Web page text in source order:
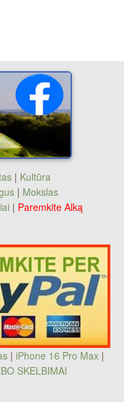
| Kultūra
| Mokslas
| Paremkite Alką
| iPhone 16 Pro Max|
SKELBIMAI